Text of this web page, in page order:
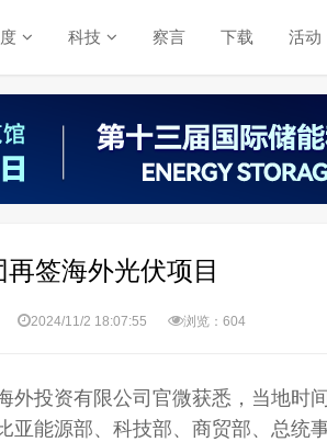
科技 察言 下载 活动
签海外光伏项目
2024/11/2 18:07:55 浏览：604
外投资有限公司官微获悉，当地时
亚能源部、科技部、商贸部、总统